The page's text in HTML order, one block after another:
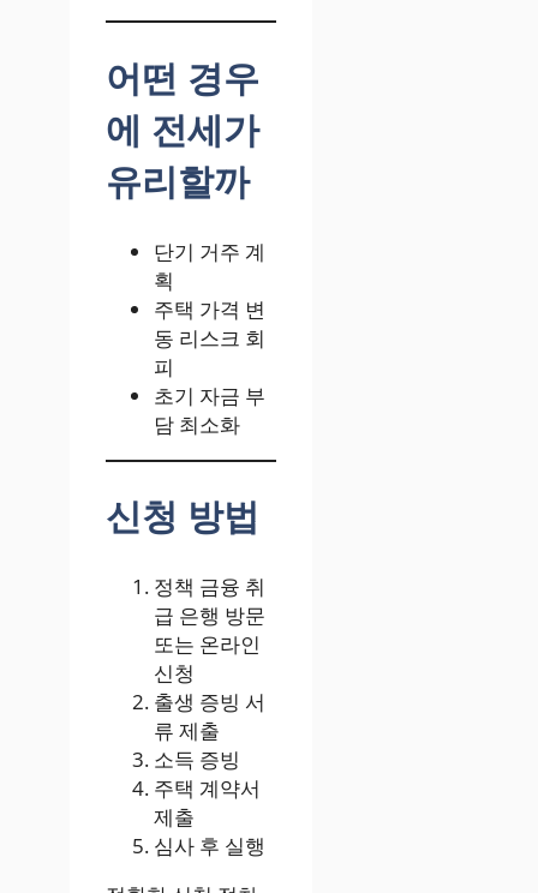
어떤 경우
에 전세가
유리할까
단기 거주 계
획
주택 가격 변
동 리스크 회
피
초기 자금 부
담 최소화
신청 방법
정책 금융 취
급 은행 방문
또는 온라인
신청
출생 증빙 서
류 제출
소득 증빙
주택 계약서
제출
심사 후 실행